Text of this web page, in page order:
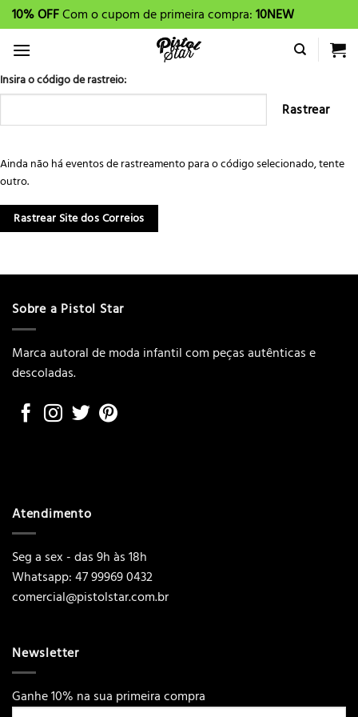
Skip
to
content
10% OFFCom o cupom de primeira compra:10NEW
Insira o código de rastreio:
Rastrear
Ainda não há eventos de rastreamento para o código selecionado, tente
outro.
Rastrear Site dos Correios
Sobre a Pistol Star
Marca autoral de moda infantil com peças autênticas e
descoladas.
Atendimento
Seg a sex - das 9h às 18h
Whatsapp: 47 99969 0432
comercial@pistolstar.com.br
Newsletter
Ganhe 10% na sua primeira compra